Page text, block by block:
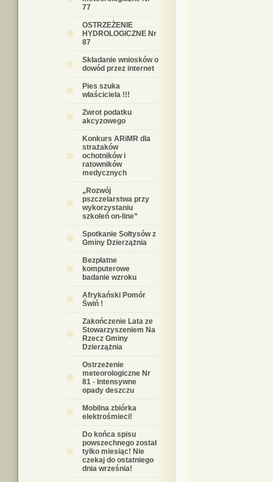
77
OSTRZEŻENIE
HYDROLOGICZNE Nr
87
Składanie wniosków o
dowód przez internet
Pies szuka
właściciela !!!
Zwrot podatku
akcyzowego
Konkurs ARiMR dla
strażaków
ochotników i
ratowników
medycznych
„Rozwój
pszczelarstwa przy
wykorzystaniu
szkoleń on-line”
Spotkanie Sołtysów z
Gminy Dzierzążnia
Bezpłatne
komputerowe
badanie wzroku
Afrykański Pomór
Świń !
Zakończenie Lata ze
Stowarzyszeniem Na
Rzecz Gminy
Dzierzążnia
Ostrzeżenie
meteorologiczne Nr
81 - Intensywne
opady deszczu
Mobilna zbiórka
elektrośmieci!
Do końca spisu
powszechnego został
tylko miesiąc! Nie
czekaj do ostatniego
dnia września!